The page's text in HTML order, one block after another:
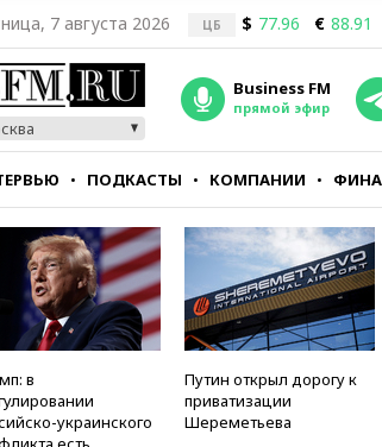
7 августа 2026 ЦБ $ 77.96 € 88.91
Business FM
прямой эфир
ПОДКАСТЫ КОМПАНИИ
ТЕСТЫ
в
украинского
Путин открыл дорогу к
приватизации
Шереметьева